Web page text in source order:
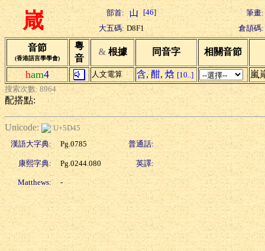
嵅 部首: [46]
筆畫:
大五碼: D8F1 倉頡碼:
音節
(香港語言學學會)
粵
音
& 根據 同音字 相關音節
ham4 人文電算 含, 酣, 焓 [10..] 嵐
搜索次數: 8964
配搭點:
Unicode:
U+5D45
漢語大字典:
Pg.0785 普通話:
康熙字典: Pg.0244.080 英譯:
Matthews: -